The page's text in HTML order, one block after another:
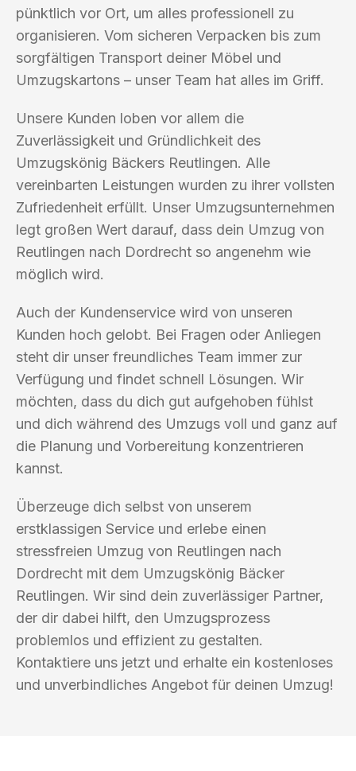
pünktlich vor Ort, um alles professionell zu
organisieren. Vom sicheren Verpacken bis zum
sorgfältigen Transport deiner Möbel und
Umzugskartons – unser Team hat alles im Griff.
Unsere Kunden loben vor allem die
Zuverlässigkeit und Gründlichkeit des
Umzugskönig Bäckers Reutlingen. Alle
vereinbarten Leistungen wurden zu ihrer vollsten
Zufriedenheit erfüllt. Unser Umzugsunternehmen
legt großen Wert darauf, dass dein Umzug von
Reutlingen nach Dordrecht so angenehm wie
möglich wird.
Auch der Kundenservice wird von unseren
Kunden hoch gelobt. Bei Fragen oder Anliegen
steht dir unser freundliches Team immer zur
Verfügung und findet schnell Lösungen. Wir
möchten, dass du dich gut aufgehoben fühlst
und dich während des Umzugs voll und ganz auf
die Planung und Vorbereitung konzentrieren
kannst.
Überzeuge dich selbst von unserem
erstklassigen Service und erlebe einen
stressfreien Umzug von Reutlingen nach
Dordrecht mit dem Umzugskönig Bäcker
Reutlingen. Wir sind dein zuverlässiger Partner,
der dir dabei hilft, den Umzugsprozess
problemlos und effizient zu gestalten.
Kontaktiere uns jetzt und erhalte ein kostenloses
und unverbindliches Angebot für deinen Umzug!